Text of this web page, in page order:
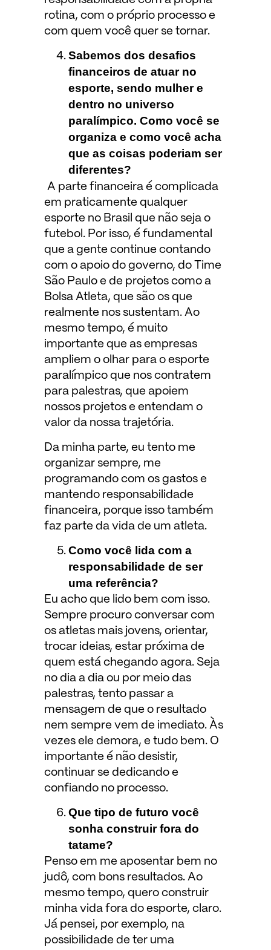
rotina, com o próprio processo e
com quem você quer se tornar.
Sabemos dos desafios
financeiros de atuar no
esporte, sendo mulher e
dentro no universo
paralímpico. Como você se
organiza e como você acha
que as coisas poderiam ser
diferentes?
A parte financeira é complicada
em praticamente qualquer
esporte no Brasil que não seja o
futebol. Por isso, é fundamental
que a gente continue contando
com o apoio do governo, do Time
São Paulo e de projetos como a
Bolsa Atleta, que são os que
realmente nos sustentam. Ao
mesmo tempo, é muito
importante que as empresas
ampliem o olhar para o esporte
paralímpico que nos contratem
para palestras, que apoiem
nossos projetos e entendam o
valor da nossa trajetória.
Da minha parte, eu tento me
organizar sempre, me
programando com os gastos e
mantendo responsabilidade
financeira, porque isso também
faz parte da vida de um atleta.
Como você lida com a
responsabilidade de ser
uma referência?
Eu acho que lido bem com isso.
Sempre procuro conversar com
os atletas mais jovens, orientar,
trocar ideias, estar próxima de
quem está chegando agora. Seja
no dia a dia ou por meio das
palestras, tento passar a
mensagem de que o resultado
nem sempre vem de imediato. Às
vezes ele demora, e tudo bem. O
importante é não desistir,
continuar se dedicando e
confiando no processo.
Que tipo de futuro você
sonha construir fora do
tatame?
Penso em me aposentar bem no
judô, com bons resultados. Ao
mesmo tempo, quero construir
minha vida fora do esporte, claro.
Já pensei, por exemplo, na
possibilidade de ter uma